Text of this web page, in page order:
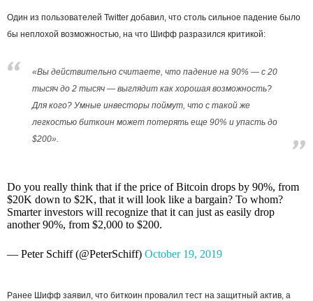
Один из пользователей Twitter добавил, что столь сильное падение было
бы неплохой возможностью, на что Шифф разразился критикой:
«Вы действительно считаете, что падение на 90% — с 20
тысяч до 2 тысяч — выглядит как хорошая возможность?
Для кого? Умные инвесторы поймут, что с такой же
легкостью биткоин может потерять еще 90% и упасть до
$200».
Do you really think that if the price of Bitcoin drops by 90%, from
$20K down to $2K, that it will look like a bargain? To whom?
Smarter investors will recognize that it can just as easily drop
another 90%, from $2,000 to $200.
— Peter Schiff (@PeterSchiff) October 19, 2019
Ранее Шифф заявил, что биткоин провалил тест на защитный актив, а